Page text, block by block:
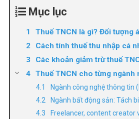
Mục lục
Thuế TNCN là gì? Đối tượng
Cách tính thuế thu nhập cá
Các khoản giảm trừ thuế
Thuế TNCN cho từng
Ngành công nghệ thông tin
Ngành bất động sản: Tách
Freelancer, content creator